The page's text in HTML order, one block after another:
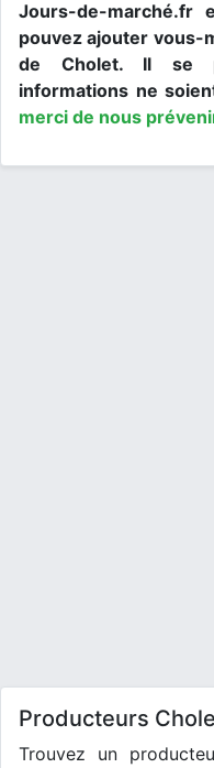
Jours-de-marché.fr
pouvez ajouter vous-
de Cholet. Il se
informations ne
merci de nous
Producteurs
Trouvez un